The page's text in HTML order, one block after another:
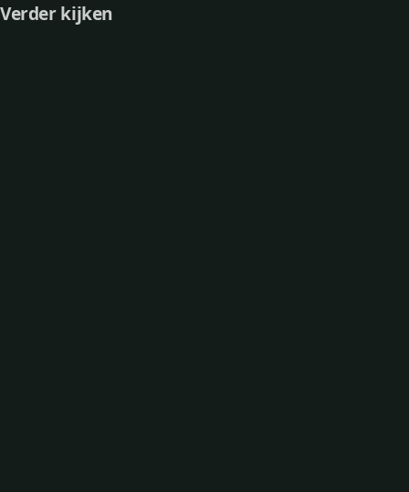
Verder kijken